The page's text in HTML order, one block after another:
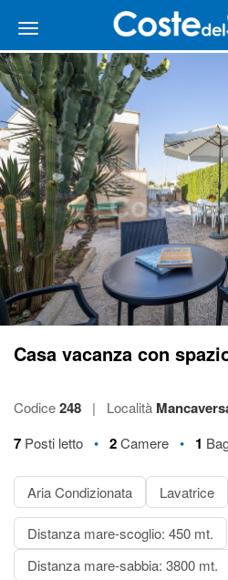
Casa vacanza con
Codice248 | Località
7 Posti letto • 2Camere • 1
Aria Condizionata Lavatrice
Distanza mare-scoglio: 450 mt.
Distanza mare-sabbia: 3800 mt.